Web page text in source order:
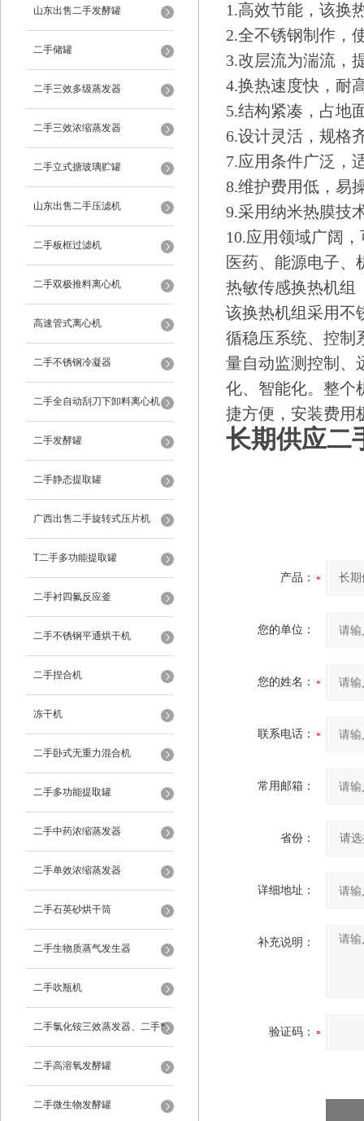
山东出售二手发酵罐
二手储罐
二手三效多级蒸发器
二手三效浓缩蒸发器
二手立式搪玻璃贮罐
山东出售二手压滤机
二手板框过滤机
二手双极推料离心机
高速管式离心机
二手不锈钢冷凝器
二手全自动刮刀下卸料离心机
二手发酵罐
二手静态提取罐
广西出售二手旋转式压片机
T二手多功能提取罐
二手衬四氟反应釜
二手不锈钢平通烘干机
二手捏合机
冻干机
二手卧式无重力混合机
二手多功能提取罐
二手中药浓缩蒸发器
二手单效浓缩蒸发器
二手石英砂烘干筒
二手生物质蒸气发生器
二手吹瓶机
二手氯化铵三效蒸发器、二手*
蒸发器
二手高溶氧发酵罐
二手微生物发酵罐
1.高效节能，该换
2.全不锈钢制作，
3.改层流为湍流，
4.换热速度快，耐
5.结构紧凑，占地
6.设计灵活，规格
7.应用条件广泛，
8.维护费用低，易
9.采用纳米热膜技
10.应用领域广阔
医药、能源电子、
热敏传感换热机组
该换热机组采用不
循稳压系统、控制
量自动监测控制、
化、智能化。整个
捷方便，安装费用
长期供应二
产品：
您的单位：
您的姓名：
联系电话：
常用邮箱：
省份：
详细地址：
补充说明：
验证码：